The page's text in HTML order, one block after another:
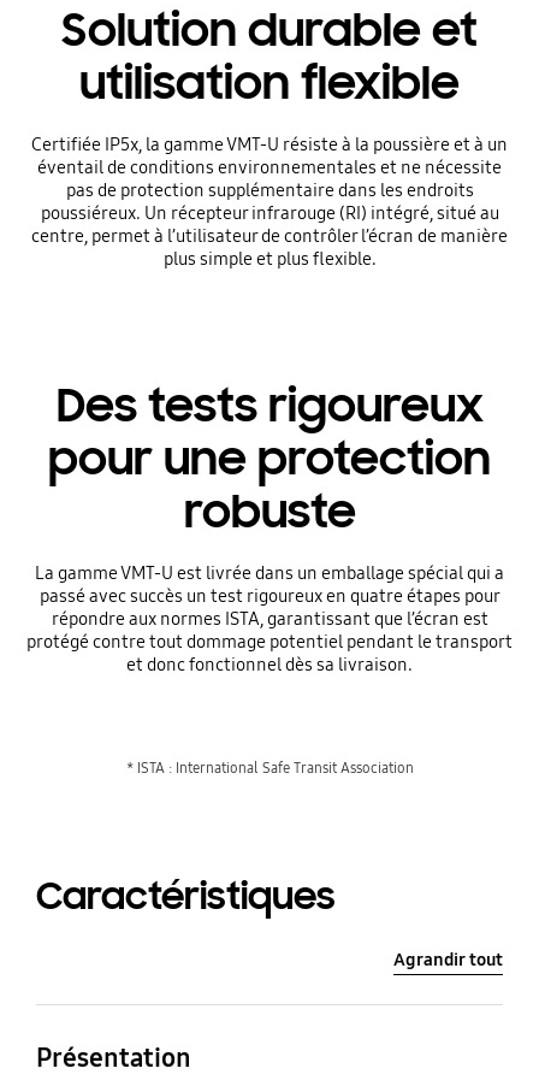
Solution durable et
utilisation flexible
Certifiée IP5x, la gamme VMT-U résiste à la poussière et à un
éventail de conditions environnementales et ne nécessite
pas de protection supplémentaire dans les endroits
poussiéreux. Un récepteur infrarouge (RI) intégré, situé au
centre, permet à l’utilisateur de contrôler l’écran de manière
plus simple et plus flexible.
Des tests rigoureux
pour une protection
robuste
La gamme VMT-U est livrée dans un emballage spécial qui a
passé avec succès un test rigoureux en quatre étapes pour
répondre aux normes ISTA, garantissant que l’écran est
protégé contre tout dommage potentiel pendant le transport
et donc fonctionnel dès sa livraison.
* ISTA : International Safe Transit Association
Caractéristiques
Agrandir tout
Présentation